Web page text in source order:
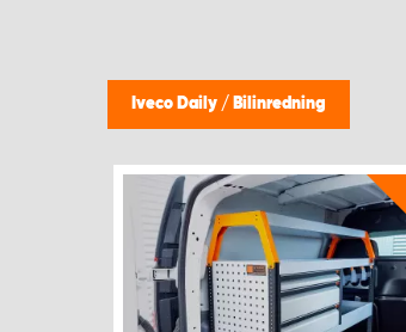
Iveco Daily / Bilinredning